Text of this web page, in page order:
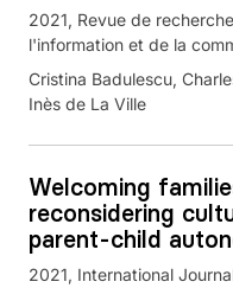
2021 Revue de
l'information et de la
Cristina Badulescu,
Inès de La Ville
Welcoming
reconsidering
parent-child
2021 International